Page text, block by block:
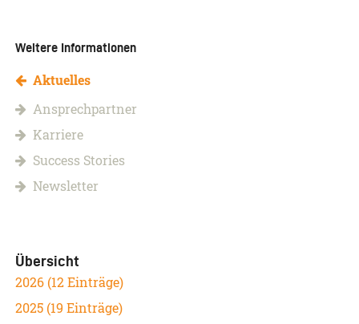
Weitere Informationen
Aktuelles
Ansprechpartner
Karriere
Success Stories
Newsletter
Übersicht
2026 (12 Einträge)
2025 (19 Einträge)